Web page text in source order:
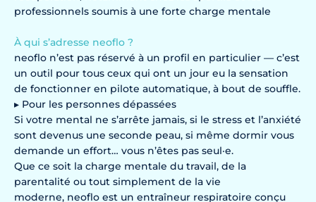
professionnels soumis à une forte charge mentale
À qui s’adresse neoflo ?
neoflo n’est pas réservé à un profil en particulier — c’est
un outil pour tous ceux qui ont un jour eu la sensation
de fonctionner en pilote automatique, à bout de souffle.
▸ Pour les personnes dépassées
Si votre mental ne s’arrête jamais, si le stress et l’anxiété
sont devenus une seconde peau, si même dormir vous
demande un effort… vous n’êtes pas seul·e.
Que ce soit la charge mentale du travail, de la
parentalité ou tout simplement de la vie
moderne, neoflo est un entraîneur respiratoire conçu